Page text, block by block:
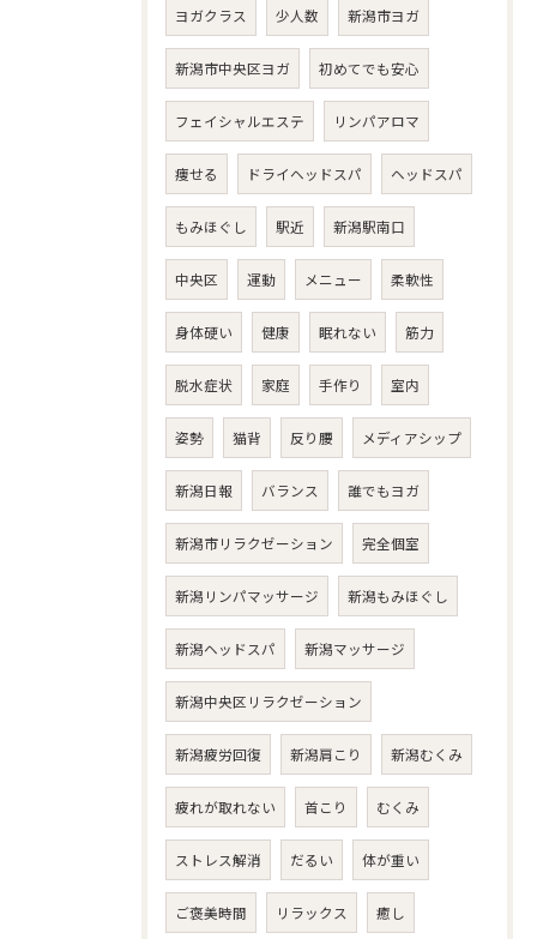
ヨガクラス 少人数 新潟市ヨガ
新潟市中央区ヨガ 初めてでも安心
フェイシャルエステ リンパアロマ
痩せる ドライヘッドスパ ヘッドスパ
もみほぐし 駅近 新潟駅南口
中央区 運動 メニュー 柔軟性
身体硬い 健康 眠れない 筋力
脱水症状 家庭 手作り 室内
姿勢 猫背 反り腰 メディアシップ
新潟日報 バランス 誰でもヨガ
新潟市リラクゼーション 完全個室
新潟リンパマッサージ 新潟もみほぐし
新潟ヘッドスパ 新潟マッサージ
新潟中央区リラクゼーション
新潟疲労回復 新潟肩こり 新潟むくみ
疲れが取れない 首こり むくみ
ストレス解消 だるい 体が重い
ご褒美時間 リラックス 癒し